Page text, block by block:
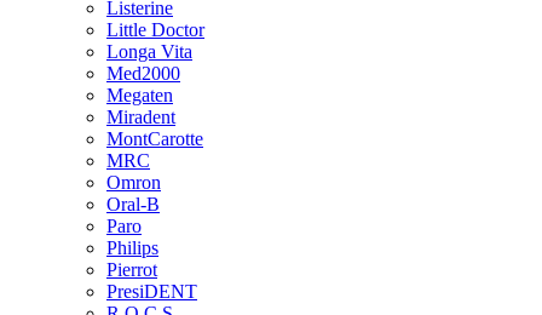
Listerine
Little Doctor
Longa Vita
Med2000
Megaten
Miradent
MontCarotte
MRC
Omron
Oral-B
Paro
Philips
Pierrot
PresiDENT